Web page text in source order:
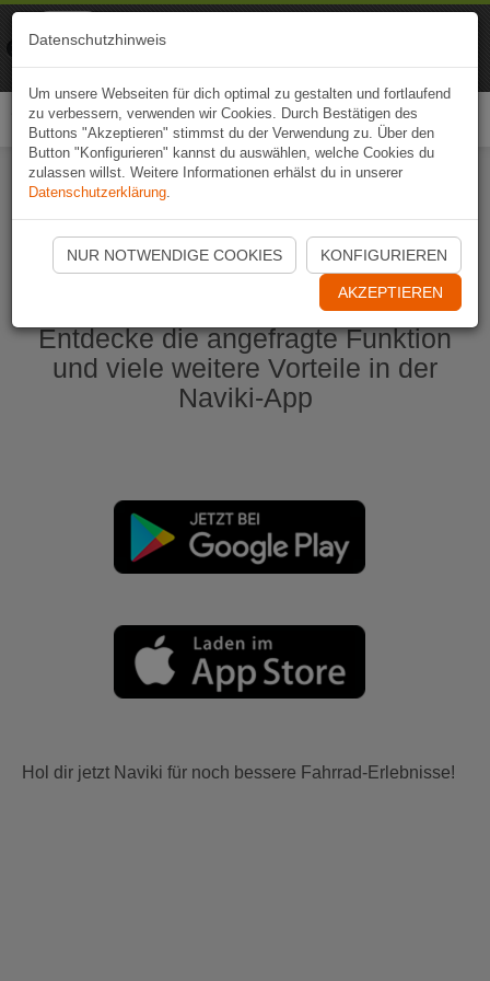
Naviki App jetzt öffnen
Entdecke die angefragte Funktion
und viele weitere Vorteile in der
Naviki-App
Hol dir jetzt Naviki für noch bessere Fahrrad-Erlebnisse!
Datenschutzhinweis
Um unsere Webseiten für dich optimal zu gestalten und fortlaufend
zu verbessern, verwenden wir Cookies. Durch Bestätigen des
Buttons "Akzeptieren" stimmst du der Verwendung zu. Über den
Button "Konfigurieren" kannst du auswählen, welche Cookies du
zulassen willst. Weitere Informationen erhälst du in unserer
Datenschutzerklärung.
NUR NOTWENDIGE COOKIES KONFIGURIEREN
AKZEPTIEREN
Naviki